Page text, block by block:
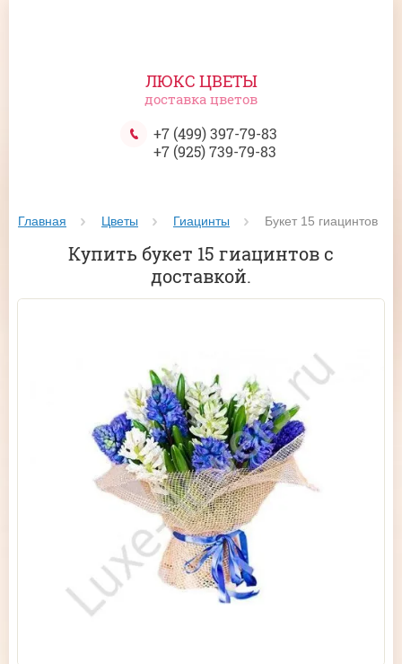
ЛЮКС ЦВЕТЫ
доставка цветов
+7 (499) 397-79-83
+7 (925) 739-79-83
Главная Цветы Гиацинты Букет 15 гиацинтов
Купить букет 15 гиацинтов с
доставкой.